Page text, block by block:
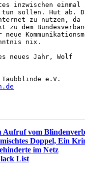
inzwischen einmal
tun sollen. Hut ab.
Internet zu nutzen,
dem
nix.
neues Jahr, Wolf
Aufruf vom
Doppel, Ein
im Netz
List